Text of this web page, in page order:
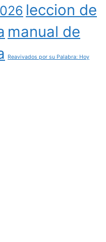
leccion de
manual de
Reavivados por su Palabra: Hoy